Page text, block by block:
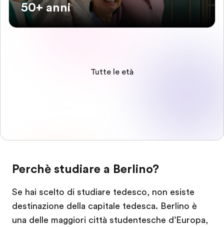
50+ anni
Tutte le età
Perchè studiare a Berlino?
Se hai scelto di studiare tedesco, non esiste
destinazione della capitale tedesca. Berlino è
una delle maggiori città studentesche d’Europa,